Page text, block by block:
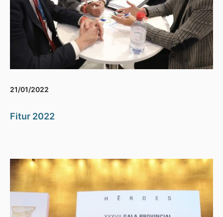
21/01/2022
Fitur 2022